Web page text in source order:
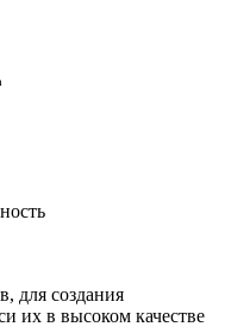
для создания
их в высоком качестве